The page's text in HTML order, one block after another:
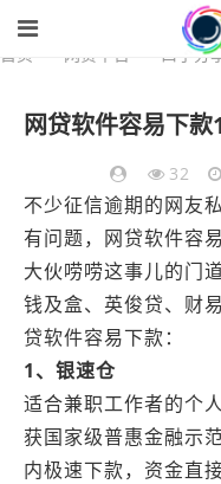
首页 网贷平台 口子分
32
不少征信逾期的网友
有问题，网贷软件容
大伙唠唠这事儿的门
钱及盒、英俊贷、财
贷软件容易下款：
1、银速仓
适合兼职工作者的个
获国家级普惠金融示
内极速下款，资金直